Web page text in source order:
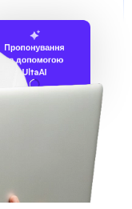
Пропонування
за допомогою
UltaAI